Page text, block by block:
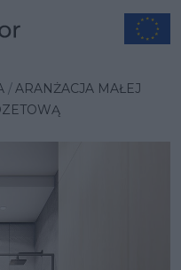
ARANŻACJA MAŁEJ